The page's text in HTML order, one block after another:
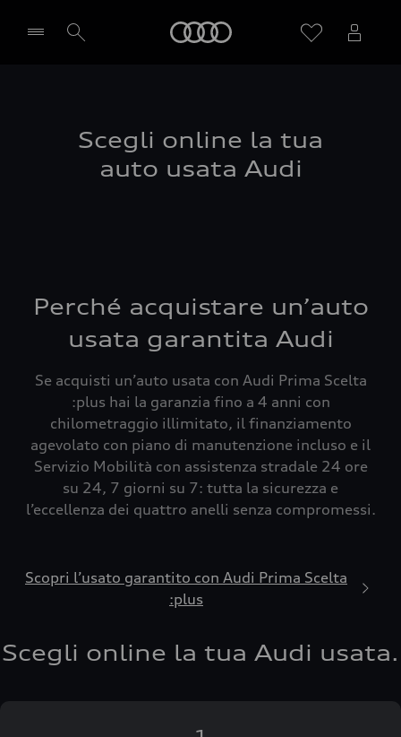
Scegli online la tua
auto usata Audi
Perché acquistare un’auto
usata garantita Audi
Se acquisti un’auto usata con Audi Prima Scelta
:plus hai la garanzia fino a 4 anni con
chilometraggio illimitato, il finanziamento
agevolato con piano di manutenzione incluso e il
Servizio Mobilità con assistenza stradale 24 ore
su 24, 7 giorni su 7: tutta la sicurezza e
l’eccellenza dei quattro anelli senza compromessi.
Scopri l’usato garantito con Audi Prima Scelta
:plus
Scegli online la tua Audi usata.